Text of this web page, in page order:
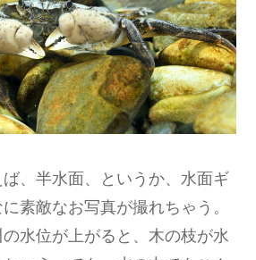
、半水面、というか、水面ギ
素敵なお写真が撮れちゃう。
水位が上がると、木の枝が水